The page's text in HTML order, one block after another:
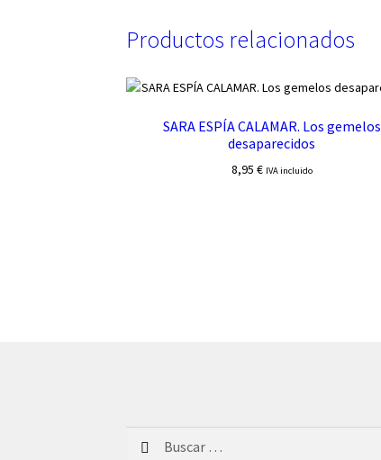
Productos relacionados
SARA ESPÍA CALAMAR. Los gemelos
desaparecidos
8,95 € IVA incluido